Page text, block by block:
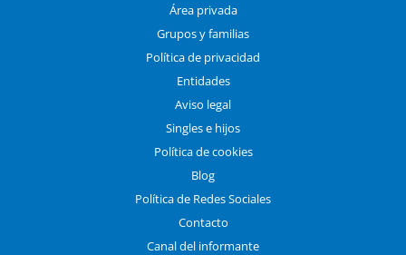
Área privada
Grupos y familias
Política de privacidad
Entidades
Aviso legal
Singles e hijos
Política de cookies
Blog
Política de Redes Sociales
Contacto
Canal del informante